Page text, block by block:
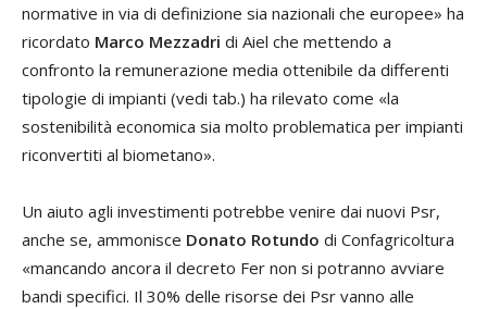
normative in via di definizione sia nazionali che europee» ha
ricordato Marco Mezzadri di Aiel che mettendo a
confronto la remunerazione media ottenibile da differenti
tipologie di impianti (vedi tab.) ha rilevato come «la
sostenibilità economica sia molto problematica per impianti
riconvertiti al biometano».
Un aiuto agli investimenti potrebbe venire dai nuovi Psr,
anche se, ammonisce Donato Rotundo di Confagricoltura
«mancando ancora il decreto Fer non si potranno avviare
bandi specifici. Il 30% delle risorse dei Psr vanno alle